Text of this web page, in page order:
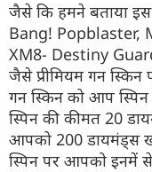
जैसे कि हमने बताया
Bang! Popblaster,
XM8- Destiny
जैसे प्रीमियम गन स्किन
गन स्किन को आप
स्पिन की कीमत 20
आपको 200 डायमंड्स
स्पिन पर आपको इनमें